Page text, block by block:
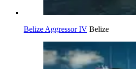
Belize Aggressor IV Belize